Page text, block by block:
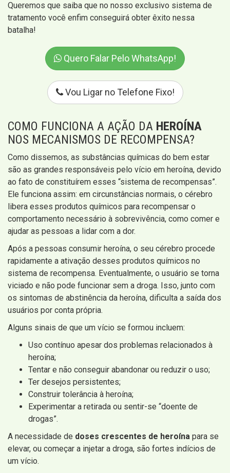
Queremos que saiba que no nosso exclusivo sistema de
tratamento você enfim conseguirá obter êxito nessa
batalha!
Quero Falar Pelo WhatsApp!
Vou Ligar no Telefone Fixo!
COMO FUNCIONA A AÇÃO DA HEROÍNA
NOS MECANISMOS DE RECOMPENSA?
Como dissemos, as substâncias químicas do bem estar
são as grandes responsáveis pelo vício em heroína, devido
ao fato de constituírem esses “sistema de recompensas”.
Ele funciona assim: em circunstâncias normais, o cérebro
libera esses produtos químicos para recompensar o
comportamento necessário à sobrevivência, como comer e
ajudar as pessoas a lidar com a dor.
Após a pessoas consumir heroína, o seu cérebro procede
rapidamente a ativação desses produtos químicos no
sistema de recompensa. Eventualmente, o usuário se torna
viciado e não pode funcionar sem a droga. Isso, junto com
os sintomas de abstinência da heroína, dificulta a saída dos
usuários por conta própria.
Alguns sinais de que um vício se formou incluem:
Uso contínuo apesar dos problemas relacionados à
heroína;
Tentar e não conseguir abandonar ou reduzir o uso;
Ter desejos persistentes;
Construir tolerância à heroína;
Experimentar a retirada ou sentir-se “doente de
drogas”.
A necessidade de doses crescentes de heroína para se
elevar, ou começar a injetar a droga, são fortes indícios de
um vício.